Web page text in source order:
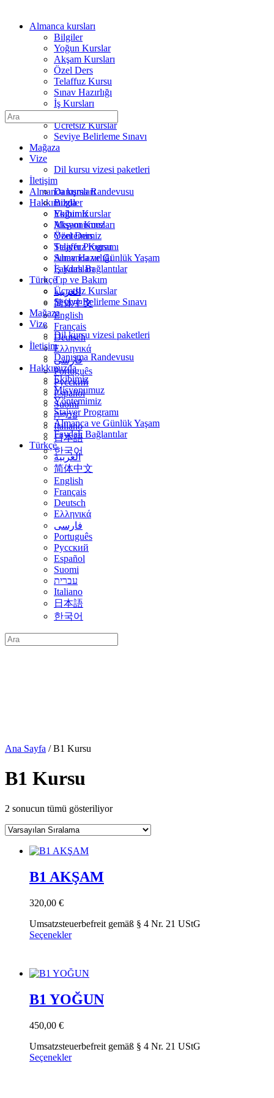
Almanca kursları
Bilgiler
Yoğun Kurslar
Akşam Kursları
Özel Ders
Telaffuz Kursu
Sınav Hazırlığı
İş Kursları
Tıp ve Bakım
Ücretsiz Kurslar
Seviye Belirleme Sınavı
Mağaza
Vize
Dil kursu vizesi paketleri
İletişim
Danışma Randevusu
Hakkımızda
Ekibimiz
Misyonumuz
Yöntemimiz
Stajyer Programı
Almanca ve Günlük Yaşam
Faydalı Bağlantılar
Türkçe
العربية
简体中文
English
Français
Deutsch
Ελληνικά
فارسی
Português
Русский
Español
Suomi
עברית
Italiano
日本語
한국어
Arama:
Almanca kursları
Bilgiler
Yoğun Kurslar
Akşam Kursları
Özel Ders
Telaffuz Kursu
Sınav Hazırlığı
İş Kursları
Tıp ve Bakım
Ücretsiz Kurslar
Seviye Belirleme Sınavı
Mağaza
Vize
Dil kursu vizesi paketleri
İletişim
Danışma Randevusu
Hakkımızda
Ekibimiz
Misyonumuz
Yöntemimiz
Stajyer Programı
Almanca ve Günlük Yaşam
Faydalı Bağlantılar
Türkçe
العربية
简体中文
English
Français
Deutsch
Ελληνικά
فارسی
Português
Русский
Español
Suomi
עברית
Italiano
日本語
한국어
Arama:
Ana Sayfa / B1 Kursu
B1 Kursu
2 sonucun tümü gösteriliyor
B1 AKŞAM
320,00 €
Umsatzsteuerbefreit gemäß § 4 Nr. 21 UStG
SeçeneklerBu
fazla
varyasyonu
var.
Seçenekler
B1 YOĞUN
450,00 €
Umsatzsteuerbefreit gemäß § 4 Nr. 21 UStG
SeçeneklerBu